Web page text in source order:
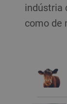
indústria
como de